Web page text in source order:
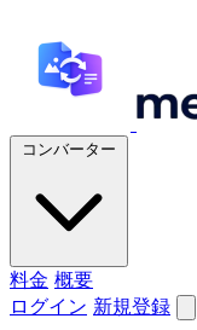
コンバーター
料金 概要
ログイン 新規登録